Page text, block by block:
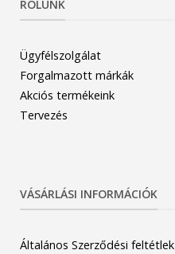
RÓLUNK
Ügyfélszolgálat
Forgalmazott márkák
Akciós termékeink
Tervezés
VÁSÁRLÁSI INFORMÁCIÓK
Általános Szerződési feltétlek